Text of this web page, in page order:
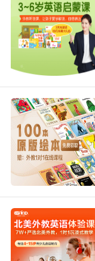
9. You
barbarian.
你往手里打喷嚏
10. Least of all
至少不会在意像